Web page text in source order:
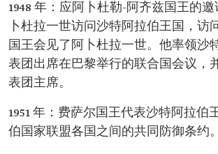
1948 年：应阿卜杜勒-阿齐兹国王的
卜杜拉一世访问沙特阿拉伯王国，访
国王会见了阿卜杜拉一世。他率领沙
表团出席在巴黎举行的联合国会议，
表团主席。
1951 年：费萨尔国王代表沙特阿拉伯
伯国家联盟各国之间的共同防御条约。